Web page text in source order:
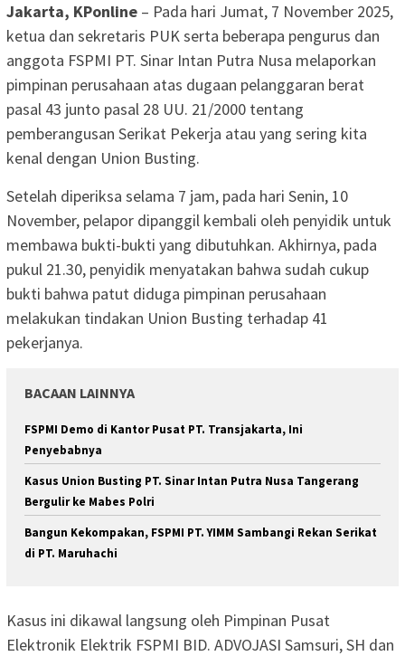
Jakarta, KPonline – Pada hari Jumat, 7 November 2025,
ketua dan sekretaris PUK serta beberapa pengurus dan
anggota FSPMI PT. Sinar Intan Putra Nusa melaporkan
pimpinan perusahaan atas dugaan pelanggaran berat
pasal 43 junto pasal 28 UU. 21/2000 tentang
pemberangusan Serikat Pekerja atau yang sering kita
kenal dengan Union Busting.
Setelah diperiksa selama 7 jam, pada hari Senin, 10
November, pelapor dipanggil kembali oleh penyidik untuk
membawa bukti-bukti yang dibutuhkan. Akhirnya, pada
pukul 21.30, penyidik menyatakan bahwa sudah cukup
bukti bahwa patut diduga pimpinan perusahaan
melakukan tindakan Union Busting terhadap 41
pekerjanya.
BACAAN LAINNYA
FSPMI Demo di Kantor Pusat PT. Transjakarta, Ini
Penyebabnya
Kasus Union Busting PT. Sinar Intan Putra Nusa Tangerang
Bergulir ke Mabes Polri
Bangun Kekompakan, FSPMI PT. YIMM Sambangi Rekan Serikat
di PT. Maruhachi
Kasus ini dikawal langsung oleh Pimpinan Pusat
Elektronik Elektrik FSPMI BID. ADVOJASI Samsuri, SH dan